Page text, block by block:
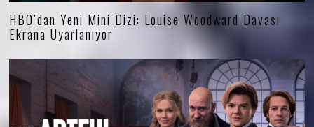
HBO’dan Yeni Mini Dizi: Louise Woodward Davası
Ekrana Uyarlanıyor